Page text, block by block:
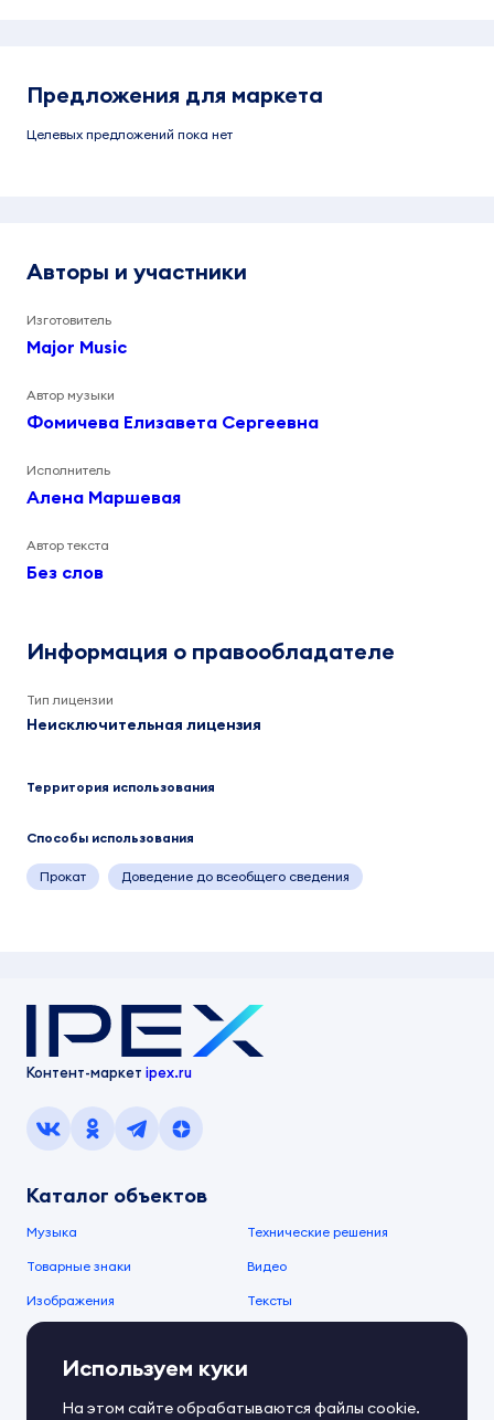
Предложения для маркета
Целевых предложений пока нет
Авторы и участники
Изготовитель
Major Music
Автор музыки
Фомичева Елизавета Сергеевна
Исполнитель
Алена Маршевая
Автор текста
Без слов
Информация о правообладателе
Тип лицензии
Неисключительная лицензия
Территория использования
Способы использования
Прокат Доведение до всеобщего сведения
Контент-маркет ipex.ru
Каталог объектов
Музыка Технические решения
Товарные знаки Видео
Изображения Тексты
О компании
О сервисе
Документы IPEX Справочный центр
Используем куки
На этом сайте обрабатываются файлы cookie.